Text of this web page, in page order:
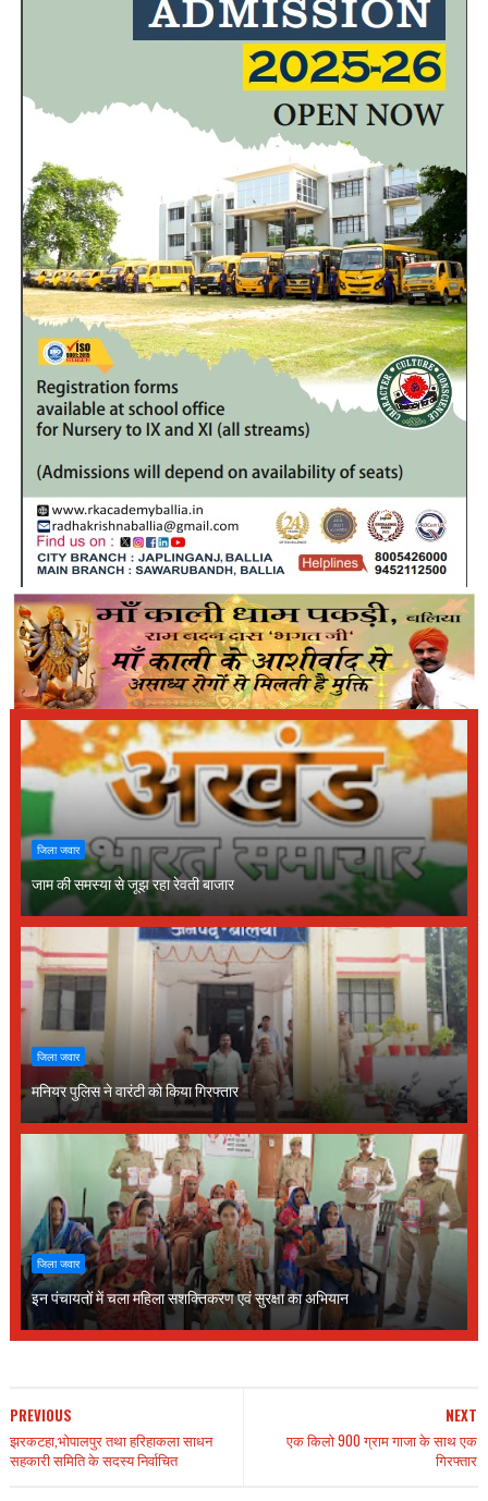
जिला जवार
जाम की समस्या से जूझ रहा रेवती बाजार
जिला जवार
मनियर पुलिस ने वारंटी को किया गिरफ्तार
जिला जवार
इन पंचायतों में चला महिला सशक्तिकरण एवं सुरक्षा का अभियान
NEXT
एक किलो 900 ग्राम गाजा के साथ एक
गिरफ्तार
PREVIOUS
झरकटहा,भोपालपुर तथा हरिहाकला साधन
सहकारी समिति के सदस्य निर्वाचित